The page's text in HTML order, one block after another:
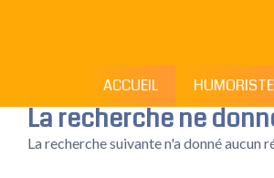
ACCUEIL
La recherche ne
La recherche suivante n'a donné aucun